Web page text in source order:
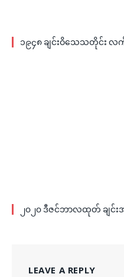
၁၉၄၈ ချင်းဝိသေသတိုင်း လ
၂၀၂၀ ဒီဇင်ဘာလထုတ် ချင်း
LEAVE A REPLY